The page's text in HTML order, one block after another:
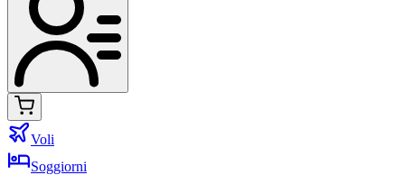
Voli
Soggiorni